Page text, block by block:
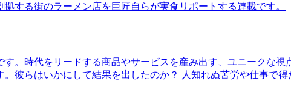
する街のラーメン店を巨匠自らが実食リポートする連載です。
。時代をリードする商品やサービスを産み出す、ユニークな
彼らはいかにして結果を出したのか？ 人知れぬ苦労や仕事で